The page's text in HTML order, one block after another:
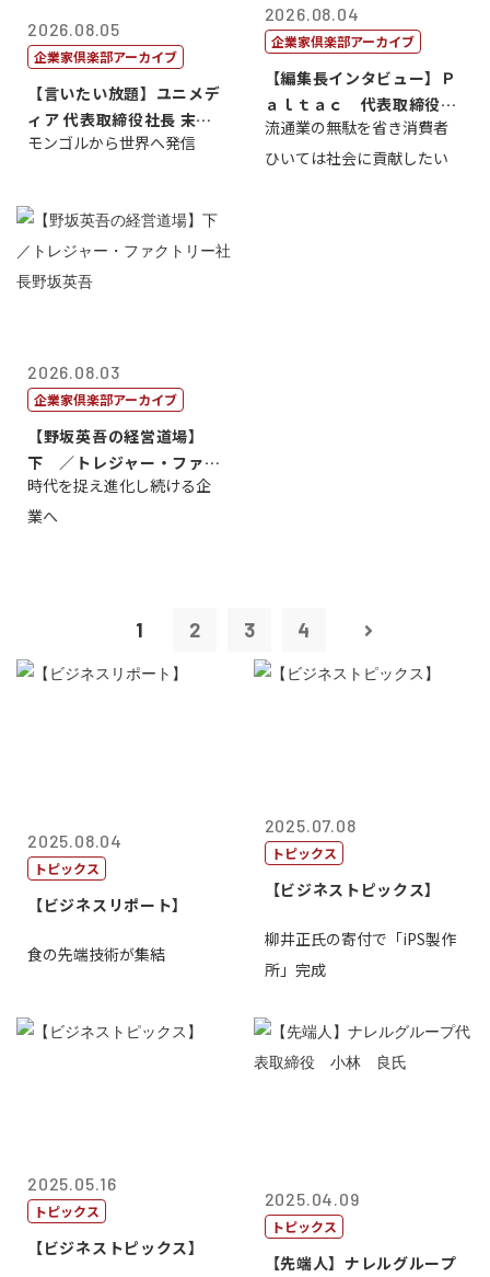
2026.08.05
企業家倶楽部アーカイブ
【言いたい放題】ユニメデ
ィア 代表取締役社長 末田
真
モンゴルから世界へ発信
2026.08.04
企業家倶楽部アーカイブ
【編集長インタビュー】Ｐ
ａｌｔａｃ 代表取締役会
長三木田國夫
流通業の無駄を省き消費者
ひいては社会に貢献したい
2026.08.03
企業家倶楽部アーカイブ
【野坂英吾の経営道場】
下 ／トレジャー・ファク
トリー社長野坂...
時代を捉え進化し続ける企
業へ
1 2 3 4
2025.08.04
トピックス
【ビジネスリポート】
食の先端技術が集結
2025.07.08
トピックス
【ビジネストピックス】
柳井正氏の寄付で「iPS製作
所」完成
2025.05.16
トピックス
【ビジネストピックス】
2025.04.09
トピックス
【先端人】ナレルグループ